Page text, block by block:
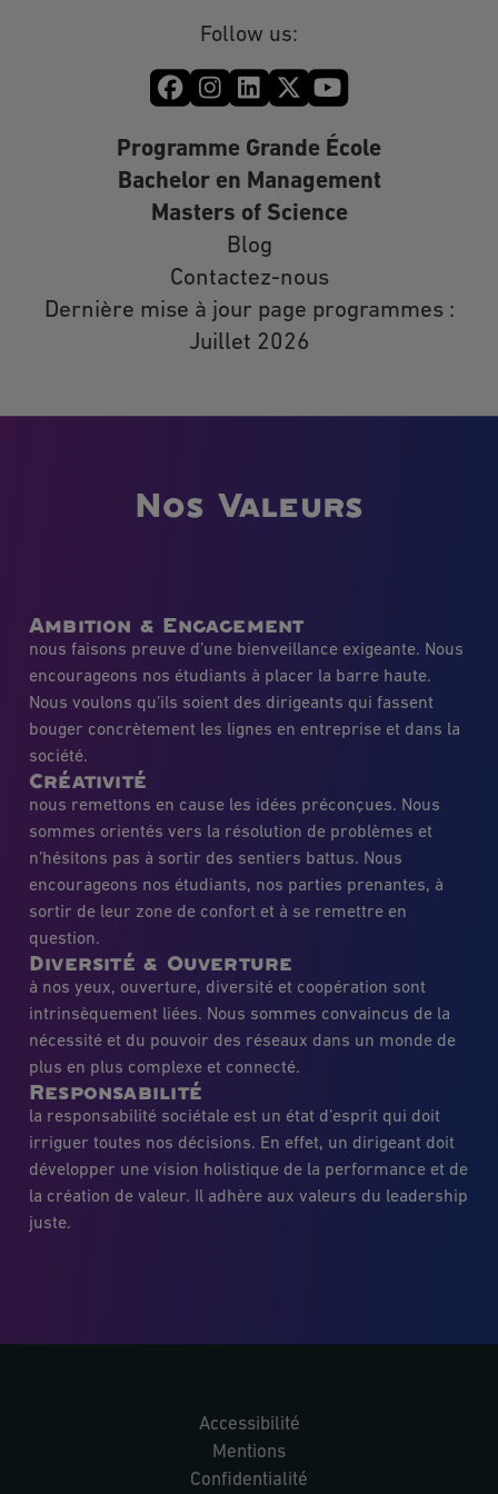
Follow us:
Programme Grande École
Bachelor en Management
Masters of Science
Blog
Contactez-nous
Dernière mise à jour page programmes :
Juillet 2026
Nos Valeurs
Ambition & Engagement
nous faisons preuve d’une bienveillance exigeante. Nous
encourageons nos étudiants à placer la barre haute.
Nous voulons qu’ils soient des dirigeants qui fassent
bouger concrètement les lignes en entreprise et dans la
société.
Créativité
nous remettons en cause les idées préconçues. Nous
sommes orientés vers la résolution de problèmes et
n’hésitons pas à sortir des sentiers battus. Nous
encourageons nos étudiants, nos parties prenantes, à
sortir de leur zone de confort et à se remettre en
question.
Diversité & Ouverture
à nos yeux, ouverture, diversité et coopération sont
intrinsèquement liées. Nous sommes convaincus de la
nécessité et du pouvoir des réseaux dans un monde de
plus en plus complexe et connecté.
Responsabilité
la responsabilité sociétale est un état d’esprit qui doit
irriguer toutes nos décisions. En effet, un dirigeant doit
développer une vision holistique de la performance et de
la création de valeur. Il adhère aux valeurs du leadership
juste.
Accessibilité
Mentions
Confidentialité